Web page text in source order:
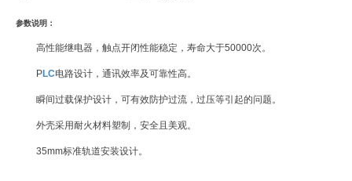
参数说明：
高性能继电器，触点开闭性能稳定，寿命大于50000次。
PLC电路设计，通讯效率及可靠性高。
瞬间过载保护设计，可有效防护过流，过压等引起的问题。
外壳采用耐火材料塑制，安全且美观。
35mm标准轨道安装设计。